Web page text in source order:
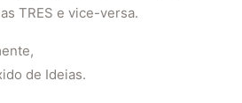
TRES e vice-versa.
de Ideias.